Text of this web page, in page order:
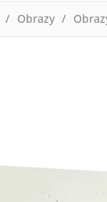
Obrazy